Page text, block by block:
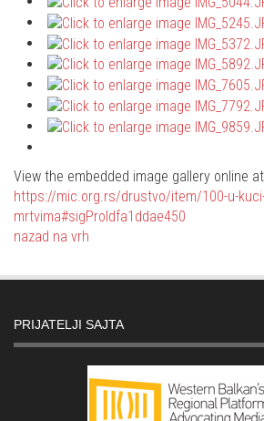
View the embedded image gallery online
https://mic.org.rs/drustvo/item/100-u-
mrtvima#sigProIdfa1ddae450
nazad na vrh
PRIJATELJI SAJTA